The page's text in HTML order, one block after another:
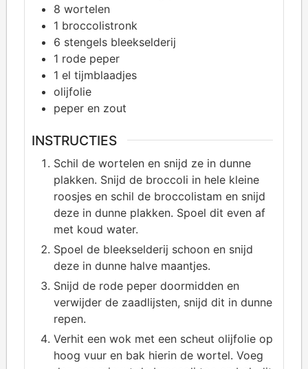
8 wortelen
1 broccolistronk
6 stengels bleekselderij
1 rode peper
1 el tijmblaadjes
olijfolie
peper en zout
INSTRUCTIES
Schil de wortelen en snijd ze in dunne
plakken. Snijd de broccoli in hele kleine
roosjes en schil de broccolistam en snijd
deze in dunne plakken. Spoel dit even af
met koud water.
Spoel de bleekselderij schoon en snijd
deze in dunne halve maantjes.
Snijd de rode peper doormidden en
verwijder de zaadlijsten, snijd dit in dunne
repen.
Verhit een wok met een scheut olijfolie op
hoog vuur en bak hierin de wortel. Voeg